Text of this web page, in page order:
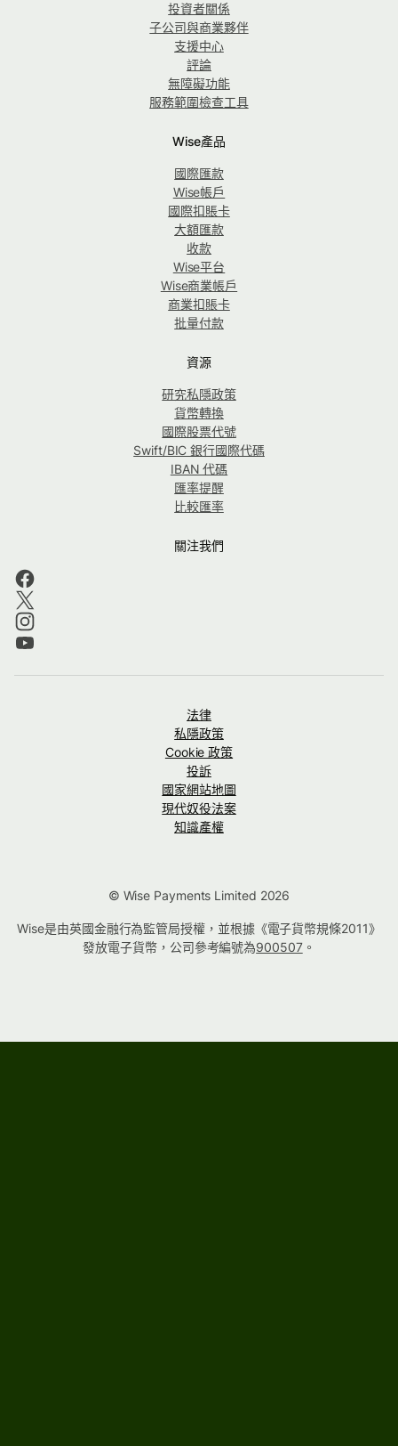
投資者關係
子公司與商業夥伴
支援中心
評論
無障礙功能
服務範圍檢查工具
Wise產品
國際匯款
Wise帳戶
國際扣賬卡
大額匯款
收款
Wise平台
Wise商業帳戶
商業扣賬卡
批量付款
資源
研究私隱政策
貨幣轉換
國際股票代號
Swift/BIC 銀行國際代碼
IBAN 代碼
匯率提醒
比較匯率
關注我們
法律
私隱政策
Cookie 政策
投訴
國家網站地圖
現代奴役法案
知識產權
© Wise Payments Limited 2026
Wise是由英國金融行為監管局授權，並根據《電子貨幣規條2011》
發放電子貨幣，公司參考編號為900507。